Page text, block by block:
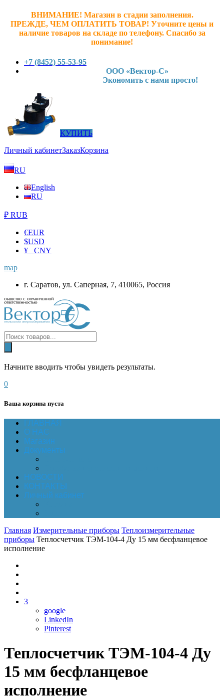
ВНИМАНИЕ! Магазин в стадии заполнения.
ПРЕЖДЕ, ЧЕМ ОПЛАТИТЬ ТОВАР! Уточните цены и
наличие товаров на складе по телефону. Спасибо за
понимание!
+7 (8452) 55-53-95
ООО «Вектор-С»
Экономить с нами просто!
КУПИТЬ
Личный кабинетЗаказКорзина
RU
English
RU
₽ RUB
€EUR
$USD
¥ CNY
map
г. Саратов, ул. Саперная, 7, 410065, Россия
Начните вводить чтобы увидеть результаты.
0
Ваша корзина пуста
ГЛАВНАЯ
О НАС
Магазин
Документы
НОВОСТИ
КОНТАКТЫ
Личный кабинет
Главная Измерительные приборы Теплоизмерительные
приборы Теплосчетчик ТЭМ-104-4 Ду 15 мм бесфланцевое
исполнение
3
google
LinkedIn
Pinterest
Теплосчетчик ТЭМ-104-4 Ду
15 мм бесфланцевое
исполнение